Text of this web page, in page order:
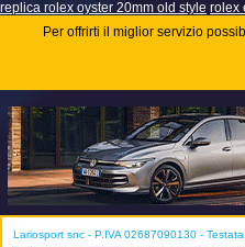
replica rolex oyster 20mm old style rolex
Per offrirti il miglior servizio
Lariosport snc - P.IVA 02687090130 -